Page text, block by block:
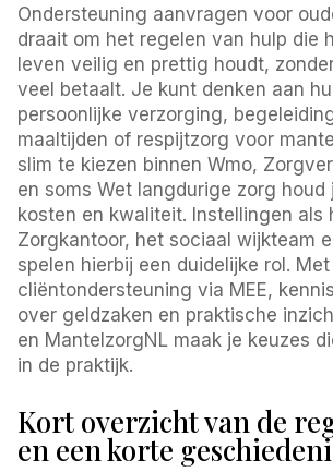
Ondersteuning aanvragen voor
draait om het regelen van hulp die
leven veilig en prettig houdt,
veel betaalt. Je kunt denken aan
persoonlijke verzorging,
maaltijden of respijtzorg voor
slim te kiezen binnen Wmo,
en soms Wet langdurige zorg houd
kosten en kwaliteit. Instellingen als
Zorgkantoor, het sociaal wijkteam
spelen hierbij een duidelijke rol.
cliëntondersteuning via MEE,
over geldzaken en praktische
en MantelzorgNL maak je keuzes
in de praktijk.
Kort overzicht van de
en een korte